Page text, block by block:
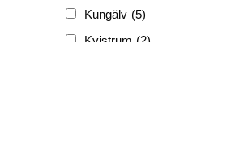
Kungälv (5)
Kvistrum (2)